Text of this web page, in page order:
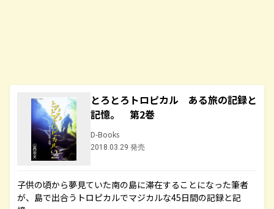
とろとろトロピカル ある旅の記録と
記憶。 第2巻
D-Books
2018.03.29 発売
子供の頃から夢見ていた南の島に滞在することになった筆者
が、島で出合うトロピカルでマジカルな45日間の記録と記